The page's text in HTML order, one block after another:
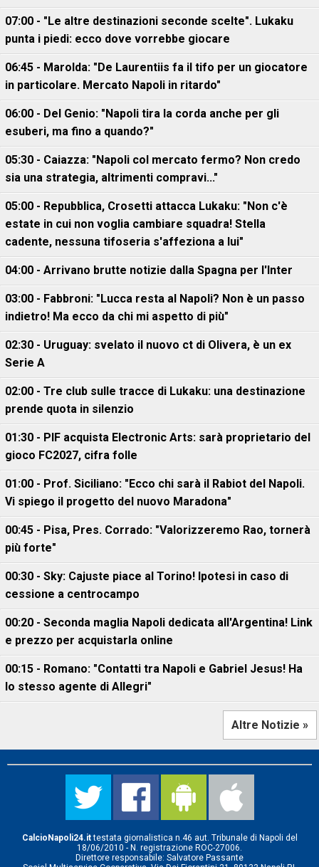
07:00 - "Le altre destinazioni seconde scelte". Lukaku
punta i piedi: ecco dove vorrebbe giocare
06:45 - Marolda: "De Laurentiis fa il tifo per un giocatore
in particolare. Mercato Napoli in ritardo"
06:00 - Del Genio: "Napoli tira la corda anche per gli
esuberi, ma fino a quando?"
05:30 - Caiazza: "Napoli col mercato fermo? Non credo
sia una strategia, altrimenti compravi..."
05:00 - Repubblica, Crosetti attacca Lukaku: "Non c'è
estate in cui non voglia cambiare squadra! Stella
cadente, nessuna tifoseria s'affeziona a lui"
04:00 - Arrivano brutte notizie dalla Spagna per l'Inter
03:00 - Fabbroni: "Lucca resta al Napoli? Non è un passo
indietro! Ma ecco da chi mi aspetto di più"
02:30 - Uruguay: svelato il nuovo ct di Olivera, è un ex
Serie A
02:00 - Tre club sulle tracce di Lukaku: una destinazione
prende quota in silenzio
01:30 - PIF acquista Electronic Arts: sarà proprietario del
gioco FC2027, cifra folle
01:00 - Prof. Siciliano: "Ecco chi sarà il Rabiot del Napoli.
Vi spiego il progetto del nuovo Maradona"
00:45 - Pisa, Pres. Corrado: "Valorizzeremo Rao, tornerà
più forte"
00:30 - Sky: Cajuste piace al Torino! Ipotesi in caso di
cessione a centrocampo
00:20 - Seconda maglia Napoli dedicata all'Argentina! Link
e prezzo per acquistarla online
00:15 - Romano: "Contatti tra Napoli e Gabriel Jesus! Ha
lo stesso agente di Allegri"
Altre Notizie »
CalcioNapoli24.ittestata giornalistica n.46 aut. Tribunale di Napoli del
18/06/2010 - N. registrazione ROC-27006.
Direttore responsabile: Salvatore Passante